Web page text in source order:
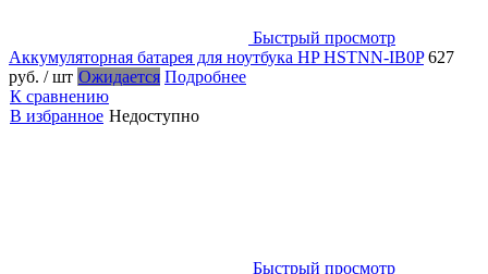
Быстрый просмотр
Аккумуляторная батарея для ноутбука HP HSTNN-IB0P 627
руб. / шт Ожидается Подробнее
К сравнению
В избранное Недоступно
Быстрый просмотр